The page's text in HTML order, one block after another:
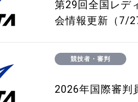
第29回全国レデ
会情報更新（7/
競技者・審判
2026年国際審判